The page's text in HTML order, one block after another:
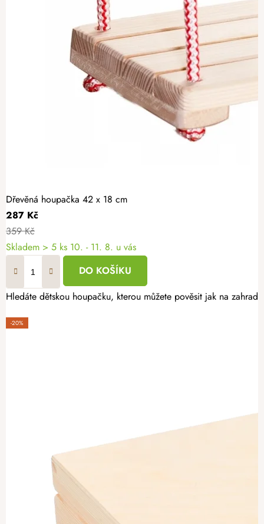
Dřevěná houpačka 42 x 18 cm
287 Kč
359 Kč
Skladem > 5 ks 10. - 11. 8. u vás
DO KOŠÍKU
Hledáte dětskou houpačku, kterou můžete pověsit jak na
-20%